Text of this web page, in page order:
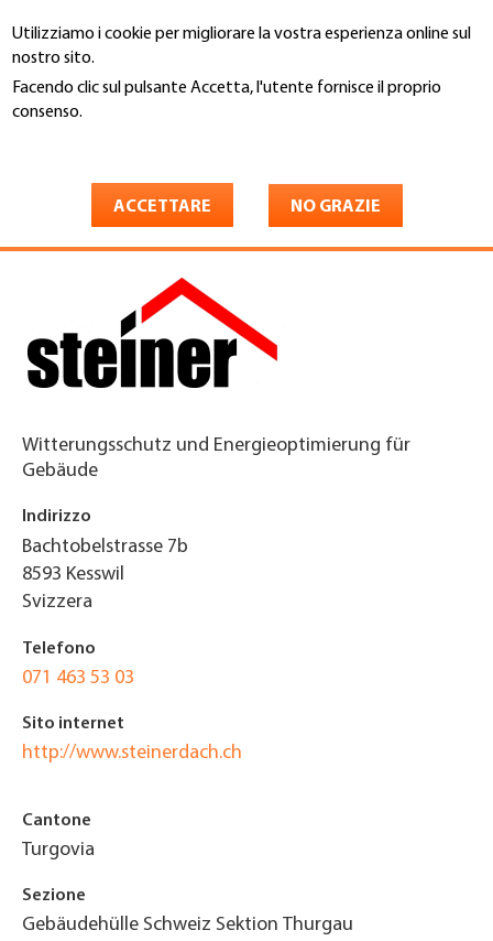
Utilizziamo i cookie per migliorare la vostra esperienza online sul
nostro sito.
Facendo clic sul pulsante Accetta, l'utente fornisce il proprio
consenso.
ACCETTARE NO GRAZIE
al
contenuto
principale
You
Spenglerei
Witterungsschutz und Energieoptimierung für
Gebäude
Indirizzo
Bachtobelstrasse 7b
8593 Kesswil
Svizzera
Telefono
071 463 53 03
Sito internet
http://www.steinerdach.ch
Cantone
Turgovia
Sezione
Gebäudehülle Schweiz Sektion Thurgau